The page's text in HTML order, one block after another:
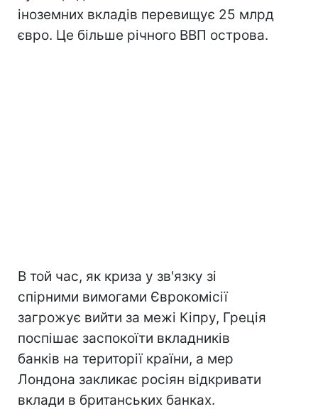
іноземних вкладів перевищує 25 млрд
євро. Це більше річного ВВП острова.
В той час, як криза у зв'язку зі
спірними вимогами Єврокомісії
загрожує вийти за межі Кіпру, Греція
поспішає заспокоїти вкладників
банків на території країни, а мер
Лондона закликає росіян відкривати
вклади в британських банках.